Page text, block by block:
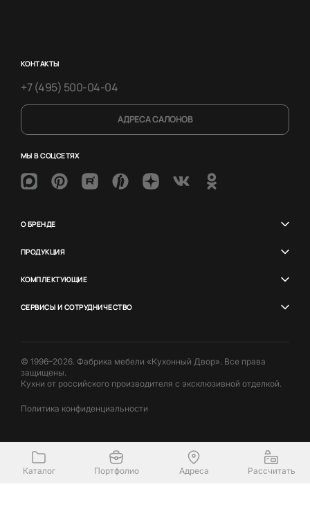
КОНТАКТЫ
+7 (495) 500-04-04
АДРЕСА САЛОНОВ
МЫ В СОЦСЕТЯХ
О БРЕНДЕ
ПРОДУКЦИЯ
КОМПЛЕКТУЮЩИЕ
СЕРВИСЫ И СОТРУДНИЧЕСТВО
© 1996–2026. Фабрика мебели «Кухонный Двор». Все права
защищены.
Кухни от российского производителя с эксклюзивной отделкой.
Политика конфиденциальности
Каталог Портфолио Адреса Рассчитать